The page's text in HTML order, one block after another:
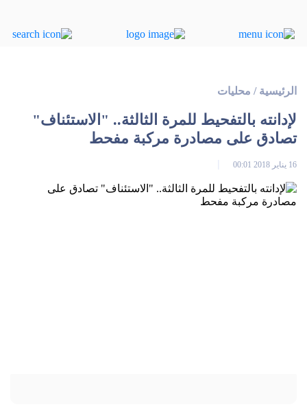
الرئيسية / محليات
لإدانته بالتفحيط للمرة الثالثة.. "الاستئناف"
تصادق على مصادرة مركبة مفحط
16 يناير 2018 00:01